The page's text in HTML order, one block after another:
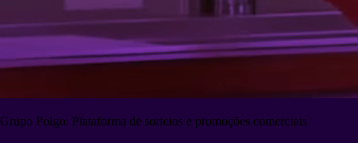
Grupo Polgo: Plataforma de sorteios e promoções comerciais